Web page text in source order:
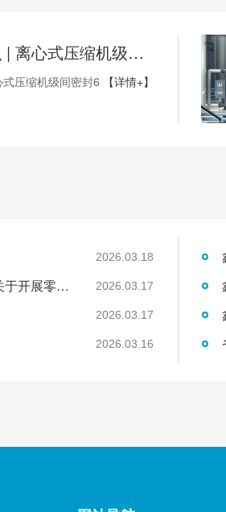
鑫钻小知识 | 离心式压缩机级间密封6
压缩机级间密封6 【详情+】
2026.03.18
国家发展改革委工业和信息化部国家能源局关于开展零碳园区建设的通知 2026.03.17
2026.03.17
2026.03.16